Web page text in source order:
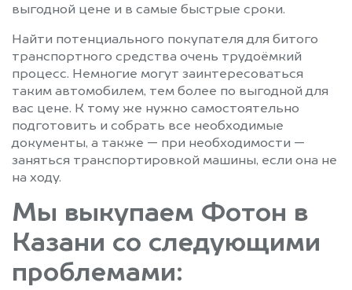
выгодной цене и в самые быстрые сроки.
Найти потенциального покупателя для битого
транспортного средства очень трудоёмкий
процесс. Немногие могут заинтересоваться
таким автомобилем, тем более по выгодной для
вас цене. К тому же нужно самостоятельно
подготовить и собрать все необходимые
документы, а также — при необходимости —
заняться транспортировкой машины, если она не
на ходу.
Мы выкупаем Фотон в
Казани со следующими
проблемами: